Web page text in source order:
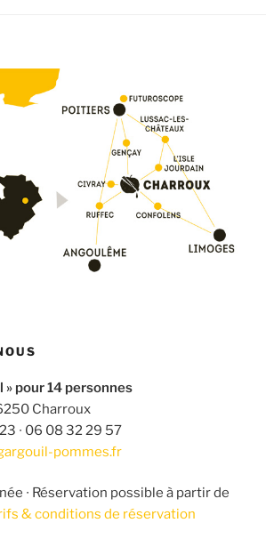
» pour 14 personnes
Charroux
∙ 06 08 32 29 57
pommes.fr
∙ Réservation possible à partir de
& conditions de réservation